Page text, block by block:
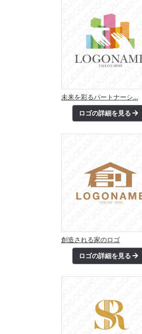
未来を彩るパートナーシ…
ロゴの詳細を見る
創造される家のロゴ
ロゴの詳細を見る